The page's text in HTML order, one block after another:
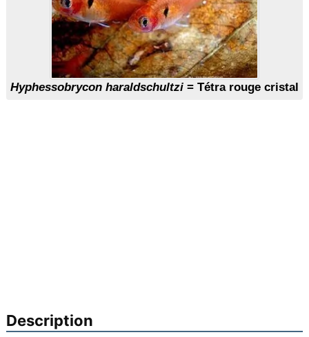
Hyphessobrycon haraldschultzi= Tétra rouge cristal
Description